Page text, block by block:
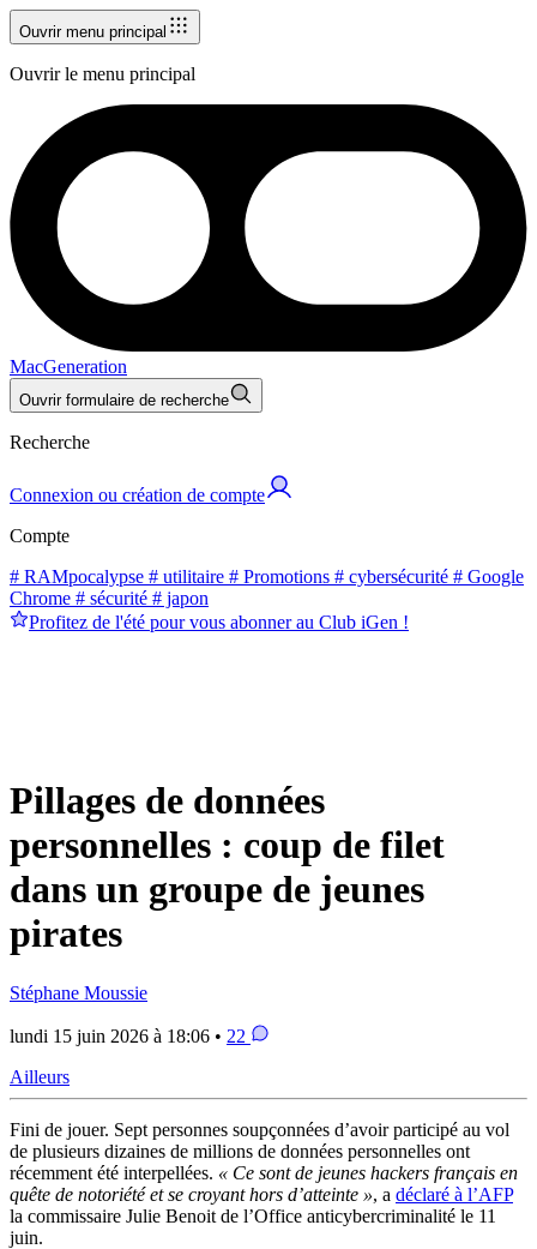
Ouvrir menu principal
Ouvrir le menu principal
MacGeneration
Ouvrir formulaire de recherche
Recherche
Connexion ou création de compte
Compte
# RAMpocalypse # utilitaire # Promotions # cybersécurité # Google
Chrome # sécurité # japon
Profitez de l'été pour vous abonner au Club iGen !
Pillages de données
personnelles : coup de filet
dans un groupe de jeunes
pirates
Stéphane Moussie
lundi 15 juin 2026 à 18:06 • 22
Ailleurs
Fini de jouer. Sept personnes soupçonnées d’avoir participé au vol
de plusieurs dizaines de millions de données personnelles ont
récemment été interpellées. « Ce sont de jeunes hackers français en
quête de notoriété et se croyant hors d’atteinte », a déclaré à l’AFP
la commissaire Julie Benoit de l’Office anticybercriminalité le 11
juin.